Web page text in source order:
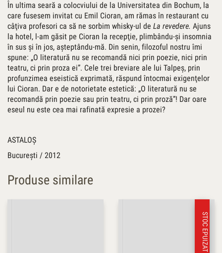
În ultima seară a colocviului de la Universitatea din Bochum, la
care fusesem invitat cu Emil Cioran, am rămas în restaurant cu
câţiva profesori ca să ne sorbim whisky-ul de La revedere. Ajuns
la hotel, l-am găsit pe Cioran la recepţie, plimbându-şi insomnia
în sus şi în jos, aşteptându-mă. Din senin, filozoful nostru îmi
spune: „O literatură nu se recomandă nici prin poezie, nici prin
teatru, ci prin proza ei”. Cele trei breviare ale lui Talpeş, prin
profunzimea eseistică exprimată, răspund întocmai exigenţelor
lui Cioran. Dar e de notorietate estetică: „O literatură nu se
recomandă prin poezie sau prin teatru, ci prin proză”! Dar oare
eseul nu este cea mai rafinată expresie a prozei?
ASTALOŞ
Bucureşti / 2012
Produse similare
STOC EPUIZAT